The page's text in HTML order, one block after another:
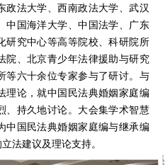
政法大学、西南政法大学、武汉
中国海洋大学、中国法学、广东
研究中心等高等院校、科研院所
院、北京青少年法律援助与研究
等六十余位专家参与了研讨。与
理论，就中国民法典婚姻家庭编
、持久地讨论。大会集学术智慧
中国民法典婚姻家庭编与继承编
法建议及理论支持。